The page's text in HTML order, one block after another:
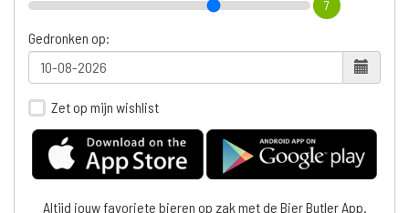
7
Gedronken op:
Zet op mijn wishlist
Altijd jouw favoriete bieren op zak met de Bier Butler App.